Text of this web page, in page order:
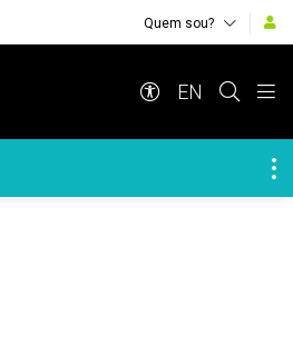
Quem sou?
EN